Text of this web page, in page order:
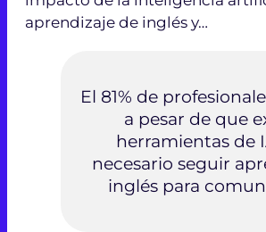
aprendizaje de inglés y…
El 81% de
a pesar de que
herramientas de
necesario seguir
inglés para